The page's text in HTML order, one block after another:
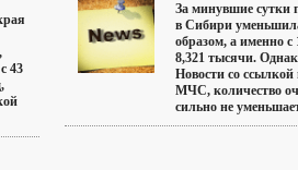
43
За минувшие сутки
в Сибири
образом, а именно с
8,321 тысячи.
Новости со
МЧС, количество
сильно не